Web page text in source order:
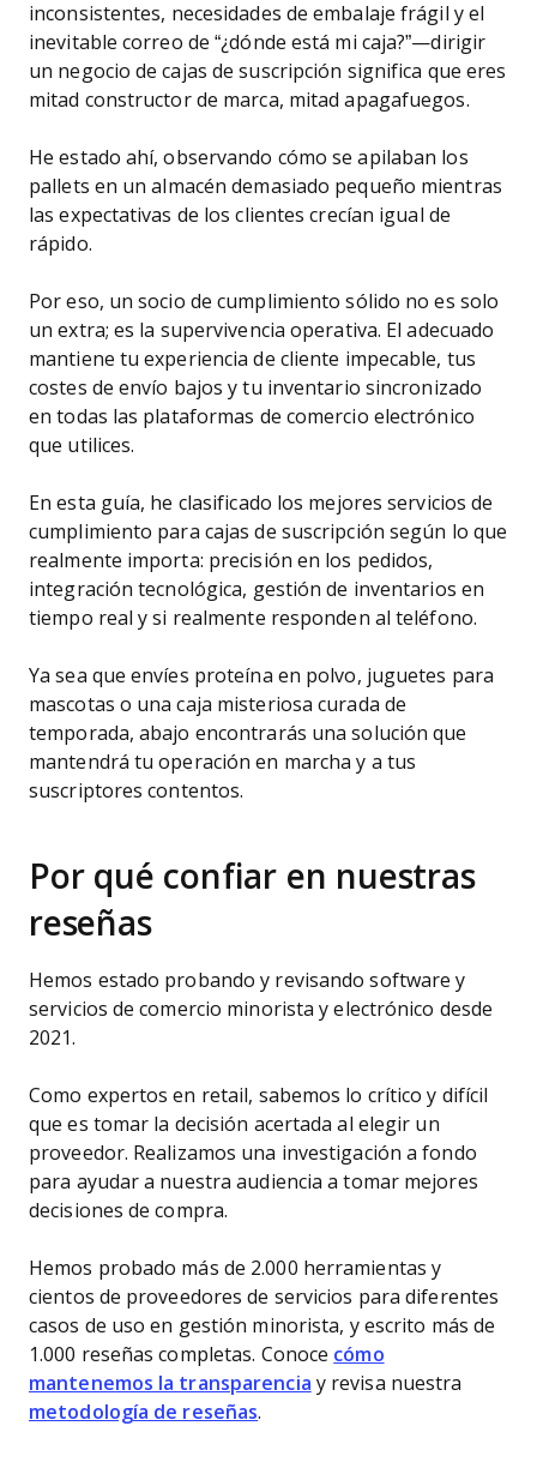
inconsistentes, necesidades de embalaje frágil y el
inevitable correo de “¿dónde está mi caja?”—dirigir
un negocio de cajas de suscripción significa que eres
mitad constructor de marca, mitad apagafuegos.
He estado ahí, observando cómo se apilaban los
pallets en un almacén demasiado pequeño mientras
las expectativas de los clientes crecían igual de
rápido.
Por eso, un socio de cumplimiento sólido no es solo
un extra; es la supervivencia operativa. El adecuado
mantiene tu experiencia de cliente impecable, tus
costes de envío bajos y tu inventario sincronizado
en todas las plataformas de comercio electrónico
que utilices.
En esta guía, he clasificado los mejores servicios de
cumplimiento para cajas de suscripción según lo que
realmente importa: precisión en los pedidos,
integración tecnológica, gestión de inventarios en
tiempo real y si realmente responden al teléfono.
Ya sea que envíes proteína en polvo, juguetes para
mascotas o una caja misteriosa curada de
temporada, abajo encontrarás una solución que
mantendrá tu operación en marcha y a tus
suscriptores contentos.
Por qué confiar en nuestras
reseñas
Hemos estado probando y revisando software y
servicios de comercio minorista y electrónico desde
2021.
Como expertos en retail, sabemos lo crítico y difícil
que es tomar la decisión acertada al elegir un
proveedor. Realizamos una investigación a fondo
para ayudar a nuestra audiencia a tomar mejores
decisiones de compra.
Hemos probado más de 2.000 herramientas y
cientos de proveedores de servicios para diferentes
casos de uso en gestión minorista, y escrito más de
1.000 reseñas completas. Conoce cómo
mantenemos la transparencia y revisa nuestra
metodología de reseñas.